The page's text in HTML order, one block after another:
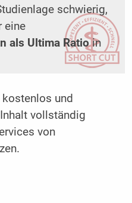
schwierig,
eine
als Ultima Ratioin
und
vollständig
von